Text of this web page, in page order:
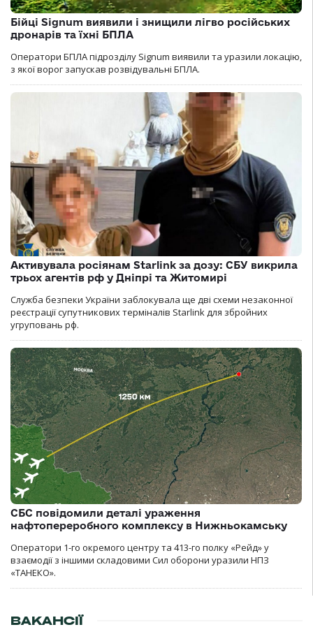
Бійці Signum виявили і знищили лігво російських
дронарів та їхні БПЛА
Оператори БПЛА підрозділу Signum виявили та уразили локацію,
з якої ворог запускав розвідувальні БПЛА.
Активувала росіянам Starlink за дозу: СБУ викрила
трьох агентів рф у Дніпрі та Житомирі
Служба безпеки України заблокувала ще дві схеми незаконної
реєстрації супутникових терміналів Starlink для збройних
угруповань рф.
СБС повідомили деталі ураження
нафтопереробного комплексу в Нижньокамську
Оператори 1-го окремого центру та 413-го полку «Рейд» у
взаємодії з іншими складовими Сил оборони уразили НПЗ
«ТАНЕКО».
ВАКАНСІЇ